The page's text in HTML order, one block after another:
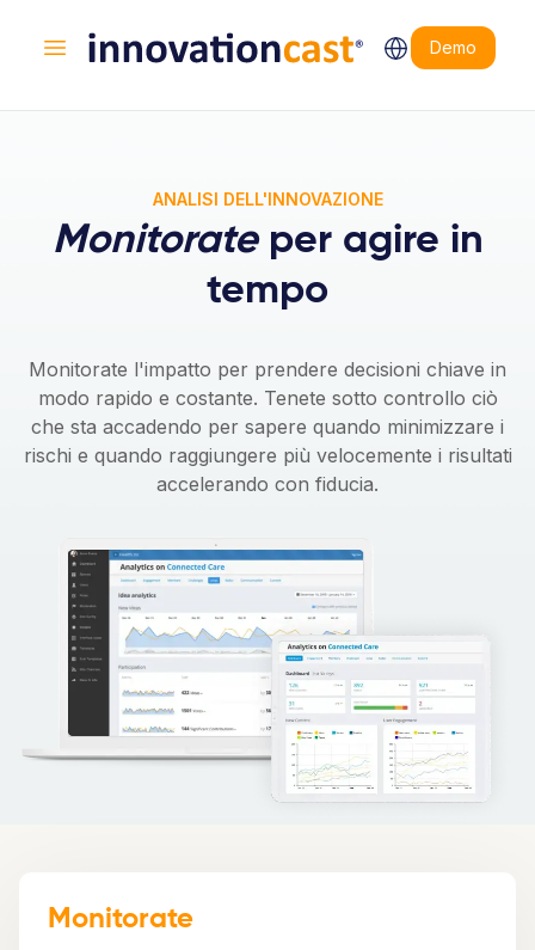
Aprire il menu principale
Demo
ANALISI DELL'INNOVAZIONE
Monitorateper agire in
tempo
Monitorate l'impatto per prendere decisioni chiave in
modo rapido e costante. Tenete sotto controllo ciò
che sta accadendo per sapere quando minimizzare i
rischi e quando raggiungere più velocemente i risultati
accelerando con fiducia.
Monitorate